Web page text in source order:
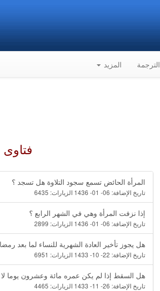
الترجمة المزيد
المرأة الحائض تسمع سجود التلاوة هل تسجد ؟
تاريخ الإضافة: 06- 01- 1436 الزيارات: 6435
إذا نزفت المرأة وهي في الشهر الرابع ؟
تاريخ الإضافة: 06- 01- 1436 الزيارات: 2899
هل يجوز تأخير العادة الشهرية للنساء لما بعد
تاريخ الإضافة: 22- 10- 1433 الزيارات: 6951
هل السقط إذا لم يكن عمره مائة وعشرون يوما لا
تاريخ الإضافة: 26- 11- 1433 الزيارات: 4465